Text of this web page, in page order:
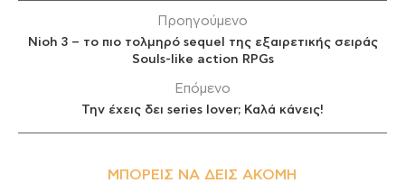
Προηγούμενο
Nioh 3 – το πιο τολμηρό sequel της εξαιρετικής σειράς
Souls-like action RPGs
Επόμενο
Την έχεις δει series lover; Καλά κάνεις!
ΜΠΟΡΕΊΣ ΝΑ ΔΕΙΣ ΑΚΌΜΗ